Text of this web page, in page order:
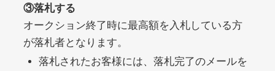
portalvidalivre.com
③落札する
オークション終了時に最高額を入札している方
が落札者となります。
落札されたお客様には、落札完了のメールを